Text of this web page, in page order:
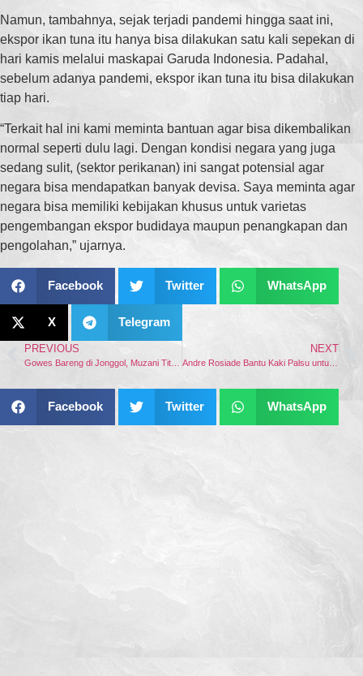
Namun, tambahnya, sejak terjadi pandemi hingga saat ini,
ekspor ikan tuna itu hanya bisa dilakukan satu kali sepekan di
hari kamis melalui maskapai Garuda Indonesia. Padahal,
sebelum adanya pandemi, ekspor ikan tuna itu bisa dilakukan
tiap hari.
“Terkait hal ini kami meminta bantuan agar bisa dikembalikan
normal seperti dulu lagi. Dengan kondisi negara yang juga
sedang sulit, (sektor perikanan) ini sangat potensial agar
negara bisa mendapatkan banyak devisa. Saya meminta agar
negara bisa memiliki kebijakan khusus untuk varietas
pengembangan ekspor budidaya maupun penangkapan dan
pengolahan,” ujarnya.
Facebook Twitter WhatsApp
X Telegram
PREVIOUS NEXT
Andre Rosiade Bantu Kaki Palsu untuk Kopda Indah
Facebook Twitter WhatsApp